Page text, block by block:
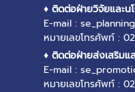
♦ ติดต่อฝ่ายวิจัยและน
E-mail :
หมายเลขโทรศัพท์ :
♦ ติดต่อฝ่ายส่งเสริม
E-mail :
หมายเลขโทรศัพท์ :